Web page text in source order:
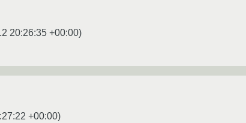
20:26:35 +00:00)
+00:00)